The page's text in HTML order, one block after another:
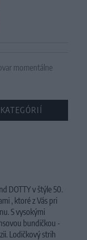
momentálne
DOTTY v štýle 50.
, ktoré z Vás pri
S vysokými
bundičkou -
Lodičkový strih